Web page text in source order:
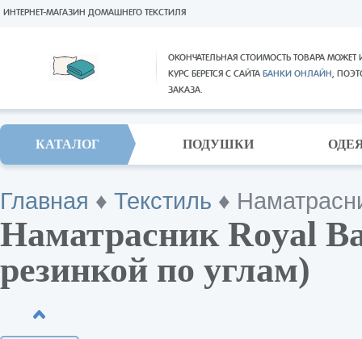
ОКОНЧАТЕЛЬНАЯ СТОИМОСТЬ ТОВАРА
КУРС БЕРЕТСЯ С САЙТА БАНКИ ОНЛАЙН,
ЗАКАЗА.
ИНТЕРНЕТ-МАГАЗИН ДОМАШНЕГО ТЕКСТИЛЯ
КАТАЛОГ ПОДУШКИ
Главная ♦ Текстиль ♦
Наматрасник Royal
резинкой по углам)